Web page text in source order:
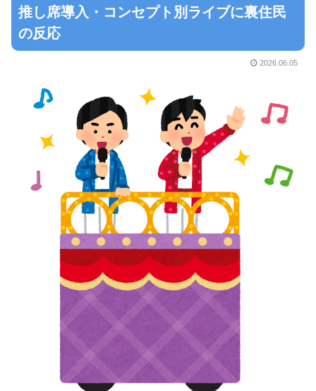
推し席導入・コンセプト別ライブに裏住民
の反応
2026.06.05